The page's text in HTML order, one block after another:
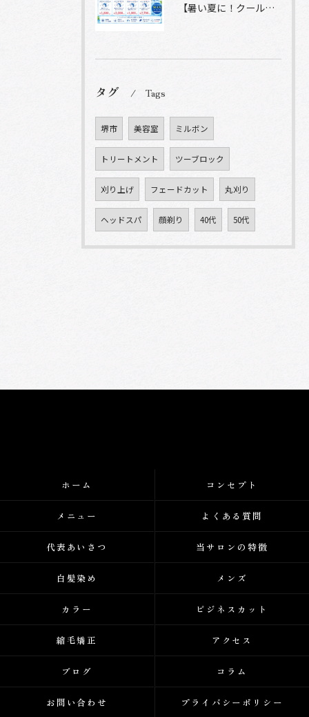
【暑い夏に！クールシャンプーヘッドスパ】
タグ Tags
堺市 美容室 ミルボン
トリートメント ツーブロック
刈り上げ フェードカット 丸刈り
ヘッドスパ 顔剃り 40代 50代
ホーム コンセプト
メニュー よくある質問
代表あいさつ 当サロンの特徴
白髪染め メンズ
カラー ビジネスカット
縮毛矯正 アクセス
ブログ コラム
お問い合わせ プライバシーポリシー